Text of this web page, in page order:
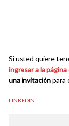
Si usted quiere
ingresar a la
una invitaciónpara
LINKEDIN